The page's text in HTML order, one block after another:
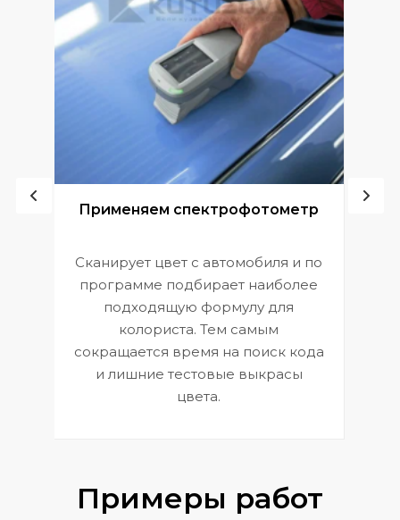
Применяем спектрофотометр
Сканирует цвет с автомобиля и по
программе подбирает наиболее
подходящую формулу для
колориста. Тем самым
сокращается время на поиск кода
и лишние тестовые выкрасы
цвета.
Примеры работ